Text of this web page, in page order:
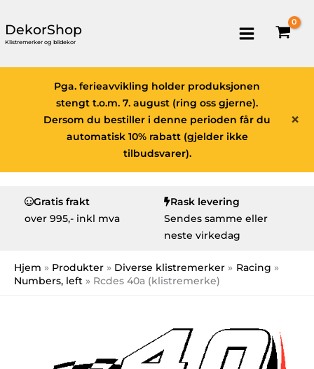
DekorShop
Klistremerker og bildekor
×
Pga. ferieavvikling holder produksjonen
stengt t.o.m. 7. august (ring oss gjerne).
Dersom du bestiller i denne perioden får du
automatisk 10% rabatt (gjelder ikke
tilbudsvarer).
Gratis frakt
over 995,- inkl mva
Rask levering
Sendes samme eller
neste virkedag
Hjem Produkter Diverse klistremerker
Racing
Numbers, left
Rcdes 40a (klistremerke)